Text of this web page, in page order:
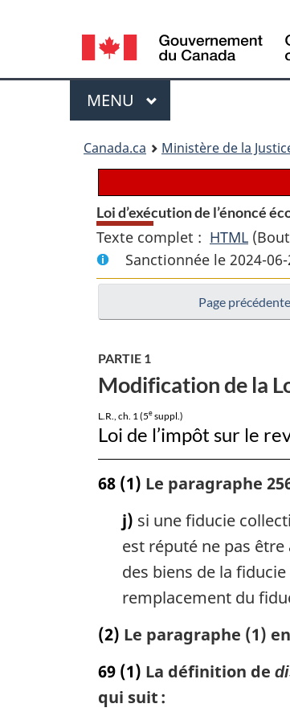
Language
selection
Menu
MENU PRINCIPAL
Canada.ca Ministère de la
Loi d’exécution de l’énoncé
Texte complet : HTML Texte
:
Loi
2023
Sanctionnée le 2024-06-
Page précédente
PARTIE 1
Modification de la
L.R., ch. 1 (5esuppl.)
Loi de l’impôt sur le
68 (1) Le paragraphe
j) si une fiducie
est réputé ne pas
des biens de la
remplacement du
(2) Le paragraphe (1)
69 (1) La définition de
qui suit :